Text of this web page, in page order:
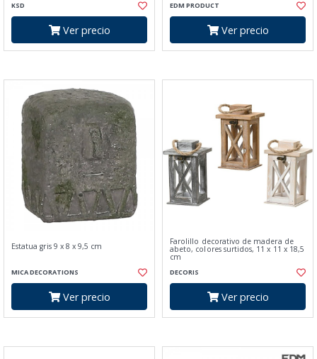
KSD
Ver precio
EDM PRODUCT
Ver precio
Estatua gris 9 x 8 x 9,5 cm
MICA DECORATIONS
Ver precio
Farolillo decorativo de madera de
abeto, colores surtidos, 11 x 11 x 18,5
cm
DECORIS
Ver precio